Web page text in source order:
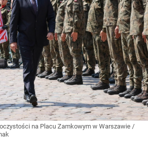
na Placu Zamkowym w Warszawie /